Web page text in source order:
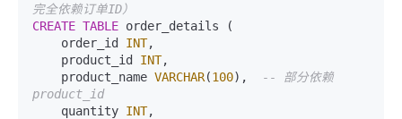
完全依赖订单ID）
CREATE TABLE order_details (
    order_id
INT,
    product_id
INT,
    product_name
VARCHAR(100),
-- 部分依赖
product_id
    quantity
INT,